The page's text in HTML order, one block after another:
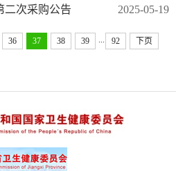
2025-05-19
二次采购公告
36 37 38 39 ... 92 下页